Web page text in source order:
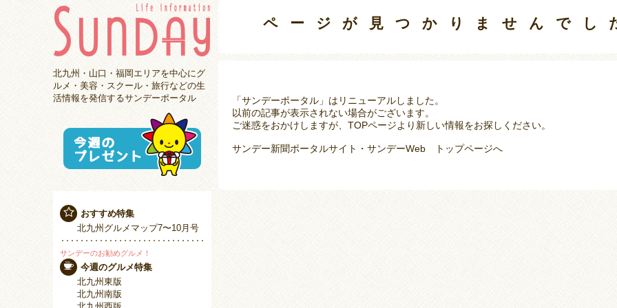
北九州・山口・福岡エリアを中心にグ
ルメ・美容・スクール・旅行などの生
活情報を発信するサンデーポータル
おすすめ特集
北九州グルメマップ7〜10月号
サンデーのお勧めグルメ！
今週のグルメ特集
北九州東版
北九州南版
ページが見つかりませんでし
「サンデーポータル」はリニューアルしました。
以前の記事が表示されない場合がございます。
ご迷惑をおかけしますが、TOPページより新しい情報をお探しください。
サンデー新聞ポータルサイト・サンデーWeb トップページへ